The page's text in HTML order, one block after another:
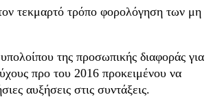
τεκμαρτό τρόπο φορολόγηση των μη
της προσωπικής διαφοράς για
προ του 2016 προκειμένου να
αυξήσεις στις συντάξεις.